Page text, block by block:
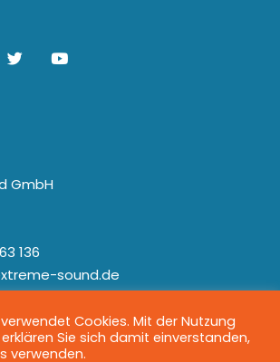
GmbH
136
sound.de
Cookies. Mit der Nutzung
Sie sich damit einverstanden,
verwenden.